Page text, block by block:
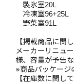
製氷室20L
冷凍室96+25L
野菜室91L
【掲載商品に関し
メーカーリニュ
様、容量が予告
※商品パッケージ
【在庫数に関して